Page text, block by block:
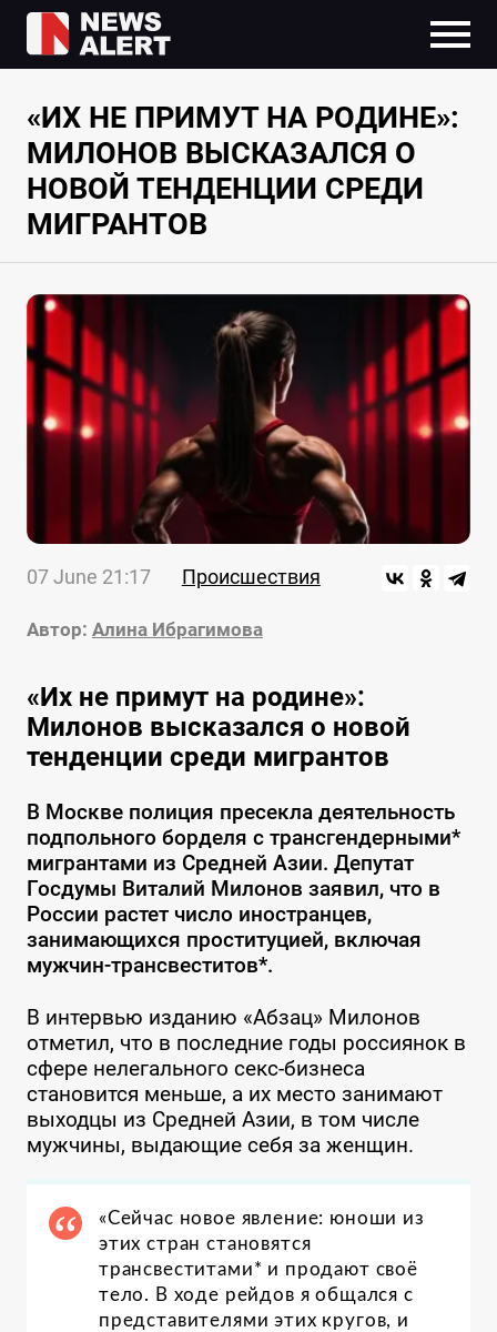
«ИХ НЕ ПРИМУТ НА РОДИНЕ»:
МИЛОНОВ ВЫСКАЗАЛСЯ О
НОВОЙ ТЕНДЕНЦИИ СРЕДИ
МИГРАНТОВ
07 June 21:17 Происшествия
Автор: Алина Ибрагимова
«Их не примут на родине»:
Милонов высказался о новой
тенденции среди мигрантов
В Москве полиция пресекла деятельность
подпольного борделя с трансгендерными*
мигрантами из Средней Азии. Депутат
Госдумы Виталий Милонов заявил, что в
России растет число иностранцев,
занимающихся проституцией, включая
мужчин-трансвеститов*.
В интервью изданию «Абзац» Милонов
отметил, что в последние годы россиянок в
сфере нелегального секс-бизнеса
становится меньше, а их место занимают
выходцы из Средней Азии, в том числе
мужчины, выдающие себя за женщин.
«Сейчас новое явление: юноши из
этих стран становятся
трансвеститами* и продают своё
тело. В ходе рейдов я общался с
представителями этих кругов, и